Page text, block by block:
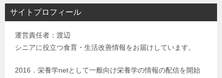
サイトプロフィール
運営責任者：渡辺
シニアに役立つ食育・生活改善情報をお届けしています。
2016．栄養学netとして一般向け栄養学の情報の配信を開始